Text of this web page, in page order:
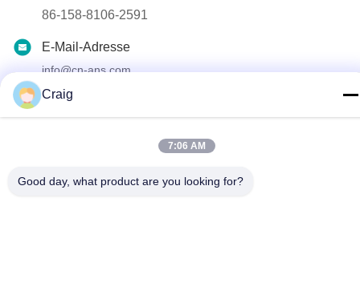
86-158-8106-2591
E-Mail-Adresse
info@cn-ans.com
Adresse
No.1, Boden 3, Nr. 366-, Nordabschnitt von Hupan-Straße,
Datenschutz-Bestimmungen|Sitemap
Craig
7:06 AM
Good day, what product are you looking for?